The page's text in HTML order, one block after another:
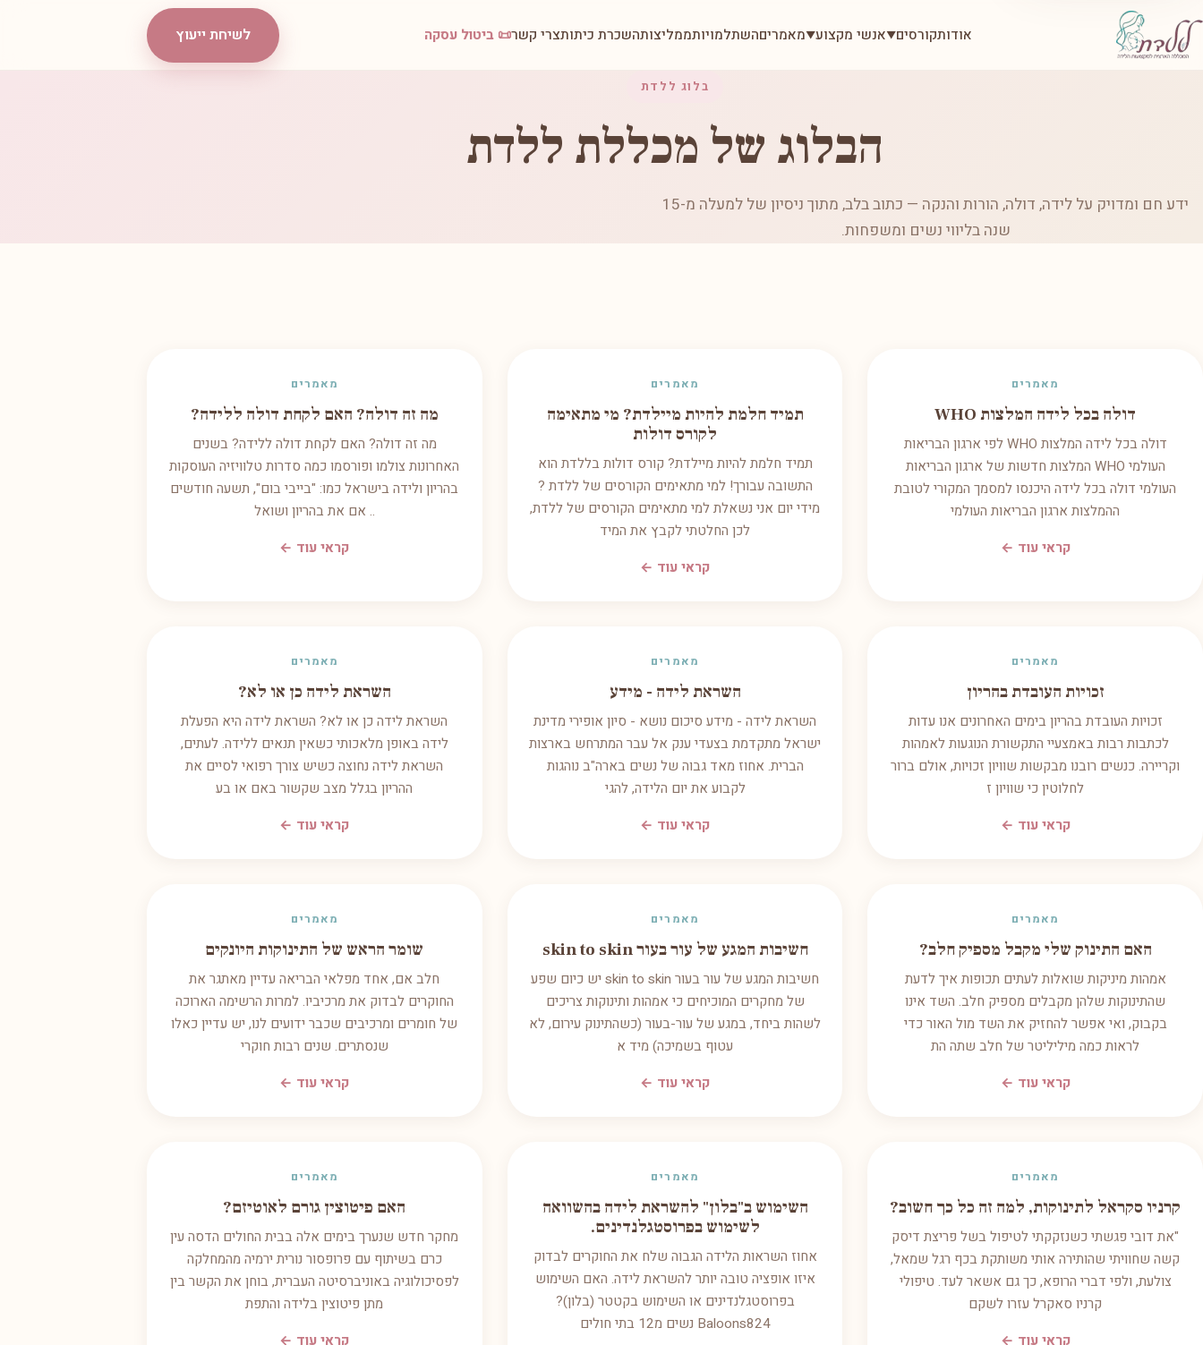
אודותקורסים▼אנשי מקצוע▼מאמריםהשתלמויותממליצותהשכרת כיתותצרי קשר📜 ביטול עסקה לשיחת ייעוץ
בלוג ללדת
הבלוג של מכללת ללדת
ידע חם ומדויק על לידה, דולה, הורות והנקה — כתוב בלב, מתוך ניסיון של למעלה מ-15
שנה בליווי נשים ומשפחות.
מאמרים
דולה בכל לידה המלצות WHO
דולה בכל לידה המלצות WHO לפי ארגון הבריאות
העולמי WHO המלצות חדשות של ארגון הבריאות
העולמי דולה בכל לידה היכנסו למסמך המקורי לטובת
ההמלצות ארגון הבריאות העולמי
קראי עוד ←
מאמרים
תמיד חלמת להיות מיילדת? מי מתאימה
לקורס דולות
תמיד חלמת להיות מיילדת? קורס דולות בללדת הוא
התשובה עבורך! למי מתאימים הקורסים של ללדת ?
מידי יום אני נשאלת למי מתאימים הקורסים של ללדת,
לכן החלטתי לקבץ את המיד
קראי עוד ←
מאמרים
מה זה דולה? האם לקחת דולה ללידה?
מה זה דולה? האם לקחת דולה ללידה? בשנים
האחרונות צולמו ופורסמו כמה סדרות טלוויזיה העוסקות
בהריון ולידה בישראל כמו: "בייבי בום", תשעה חודשים
.. אם את בהריון ושואל
קראי עוד ←
מאמרים
זכויות העובדת בהריון
זכויות העובדת בהריון בימים האחרונים אנו עדות
לכתבות רבות באמצעיי התקשורת הנוגעות לאמהות
וקריירה. כנשים רובנו מבקשות שוויון זכויות, אולם ברור
לחלוטין כי שוויון ז
קראי עוד ←
מאמרים
השראת לידה - מידע
השראת לידה - מידע סיכום נושא - סיון אופירי מדינת
ישראל מתקדמת בצעדי ענק אל עבר המתרחש בארצות
הברית. אחוז מאד גבוה של נשים בארה"ב נוהגות
לקבוע את יום הלידה, להגי
קראי עוד ←
מאמרים
השראת לידה כן או לא?
השראת לידה כן או לא? השראת לידה היא הפעלת
לידה באופן מלאכותי כשאין תנאים ללידה. לעתים,
השראת לידה נחוצה כשיש צורך רפואי לסיים את
ההריון בגלל מצב שקשור באם או בע
קראי עוד ←
מאמרים
האם התינוק שלי מקבל מספיק חלב?
אמהות מיניקות שואלות לעתים תכופות איך לדעת
שהתינוקות שלהן מקבלים מספיק חלב. השד אינו
בקבוק, ואי אפשר להחזיק את השד מול האור כדי
לראות כמה מיליליטר של חלב שתה הת
קראי עוד ←
מאמרים
חשיבות המגע של עור בעור skin to skin
חשיבות המגע של עור בעור skin to skin יש כיום שפע
של מחקרים המוכיחים כי אמהות ותינוקות צריכים
לשהות ביחד, במגע של עור-בעור (כשהתינוק עירום, לא
עטוף בשמיכה) מיד א
קראי עוד ←
מאמרים
שומר הראש של התינוקות היונקים
חלב אם, אחד מפלאי הבריאה עדיין מאתגר את
החוקרים לבדוק את מרכיביו. למרות הרשימה הארוכה
של חומרים ומרכיבים שכבר ידועים לנו, יש עדיין כאלו
שנסתרים. שנים רבות חוקרי
קראי עוד ←
מאמרים
קרניו סקראל לתינוקות, למה זה כל כך חשוב?
"את דובי פגשתי כשנזקקתי לטיפול בשל פריצת דיסק
קשה שחוויתי שהותירה אותי משותקת בכף רגל שמאל,
צולעת, ולפי דברי הרופא, כך גם אשאר לעד. טיפולי
קרניו סאקרל עזרו לשקם
קראי עוד ←
מאמרים
השימוש ב"בלון" להשראת לידה בהשוואה
לשימוש בפרוסטגלנדינים.
אחוז השראות הלידה הגבוה שלח את החוקרים לבדוק
איזו אופציה טובה יותר להשראת לידה. האם השימוש
בפרוסטגלנדינים או השימוש בקטטר (בלון)?
Baloons824 נשים מ12 בתי חולים
מאמרים
האם פיטוצין גורם לאוטיזם?
מחקר חדש שנערך בימים אלה בבית החולים הדסה עין
כרם בשיתוף עם פרופסור נורית ירמיה מהמחלקה
לפסיכולוגיה באוניברסיטה העברית, בוחן את הקשר בין
מתן פיטוצין בלידה והתפת
קראי עוד ←